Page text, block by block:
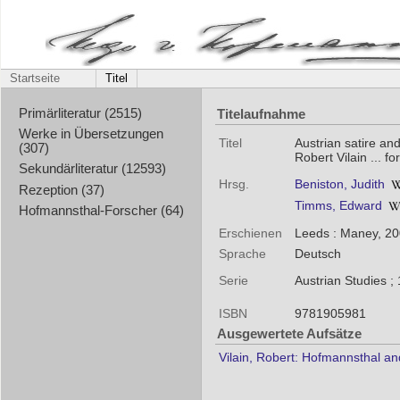
Startseite Titel
Primärliteratur (2515)
Werke in Übersetzungen
(307)
Sekundärliteratur (12593)
Rezeption (37)
Hofmannsthal-Forscher (64)
Titelaufnahme
Titel
Austrian satire
Robert Vilain ...
Hrsg.
Beniston, Judith
Timms, Edward
Erschienen
Leeds : Maney,
Sprache
Deutsch
Serie
Austrian Studies ;
ISBN 9781905981
Ausgewertete Aufsätze
Vilain, Robert: Hofmannsthal